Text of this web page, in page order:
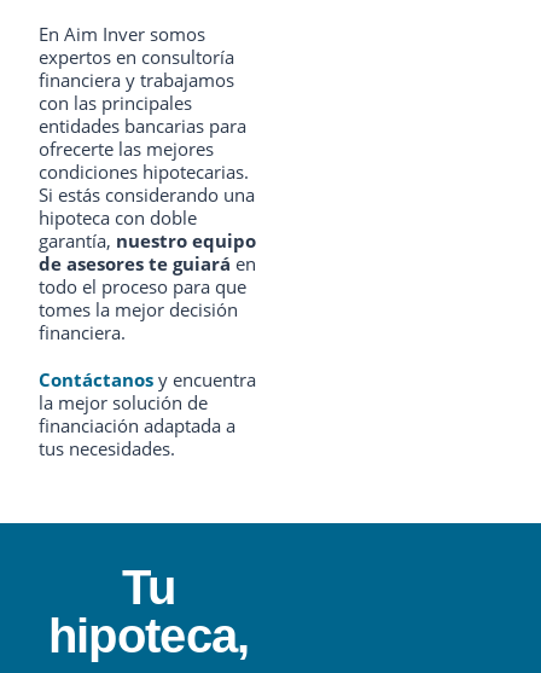
En Aim Inver somos
expertos en consultoría
financiera y trabajamos
con las principales
entidades bancarias para
ofrecerte las mejores
condiciones hipotecarias.
Si estás considerando una
hipoteca con doble
garantía, nuestro equipo
de asesores te guiará en
todo el proceso para que
tomes la mejor decisión
financiera.
Contáctanos y encuentra
la mejor solución de
financiación adaptada a
tus necesidades.
Tu
hipoteca,